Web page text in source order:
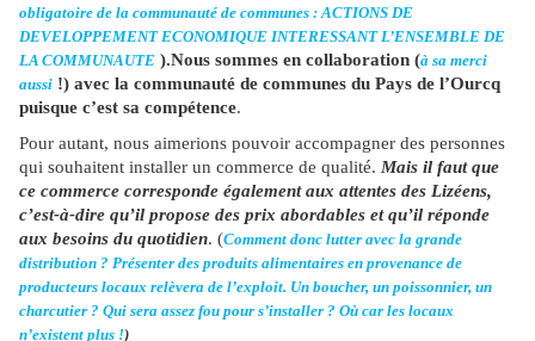
obligatoire de la communauté de communes : ACTIONS DE
DEVELOPPEMENT ECONOMIQUE INTERESSANT L’ENSEMBLE DE
LA COMMUNAUTE ).Nous sommes en collaboration (à sa merci
aussi !) avec la communauté de communes du Pays de l’Ourcq
puisque c’est sa compétence.
Pour autant, nous aimerions pouvoir accompagner des personnes
qui souhaitent installer un commerce de qualité. Mais il faut que
ce commerce corresponde également aux attentes des Lizéens,
c’est-à-dire qu’il propose des prix abordables et qu’il réponde
aux besoins du quotidien. (Comment donc lutter avec la grande
distribution ? Présenter des produits alimentaires en provenance de
producteurs locaux relèvera de l’exploit. Un boucher, un poissonnier, un
charcutier ? Qui sera assez fou pour s’installer ? Où car les locaux
n’existent plus !)